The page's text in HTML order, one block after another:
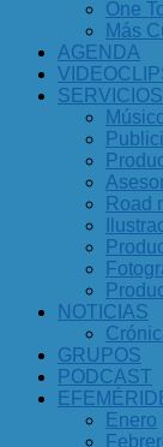
One
Más
AGENDA
SERVICIOS
Road
NOTICIAS
GRUPOS
PODCAST
Enero